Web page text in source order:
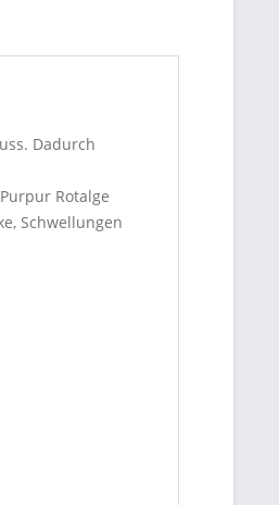
Dadurch
Rotalge
Schwellungen